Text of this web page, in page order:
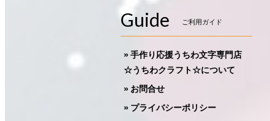
Guide ご利用ガイド
手作り応援うちわ文字専門店
☆うちわクラフト☆について
お問合せ
プライバシーポリシー